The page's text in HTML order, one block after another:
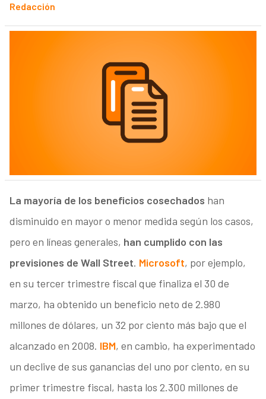
Redacción
La mayoría de los beneficios cosechados han
disminuido en mayor o menor medida según los casos,
pero en líneas generales, han cumplido con las
previsiones de Wall Street. Microsoft, por ejemplo,
en su tercer trimestre fiscal que finaliza el 30 de
marzo, ha obtenido un beneficio neto de 2.980
millones de dólares, un 32 por ciento más bajo que el
alcanzado en 2008. IBM, en cambio, ha experimentado
un declive de sus ganancias del uno por ciento, en su
primer trimestre fiscal, hasta los 2.300 millones de